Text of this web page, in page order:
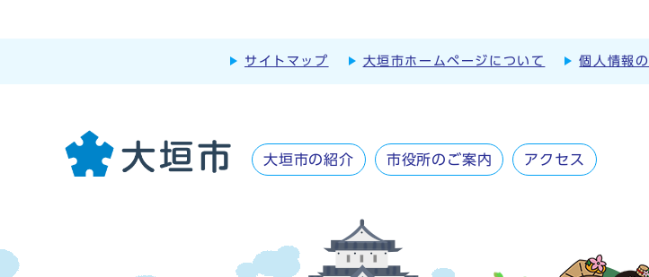
サイトマップ 大垣市ホームページについて 個人情報
大垣市の紹介 市役所のご案内 アクセス